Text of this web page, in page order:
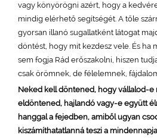
vagy könyörögni azért, hogy a
mindig elérhető segítségét. A tőle
gyorsan illanó sugallatként látogat
döntést, hogy mit kezdesz vele. És ha
sem fogja Rád erőszakolni, hiszen
csak örömnek, de félelemnek,
Neked kell döntened, hogy vállalod-e
eldöntened, hajlandó vagy-e együtt
hanggal a fejedben, amiből ugyan
kiszámíthatatlanná teszi a